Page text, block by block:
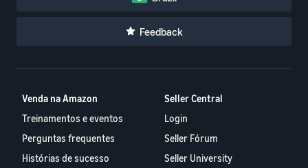
Feedback
Venda na Amazon
Treinamentos e eventos
Perguntas frequentes
Histórias de sucesso
Seller Central
Login
Seller Fórum
Seller University